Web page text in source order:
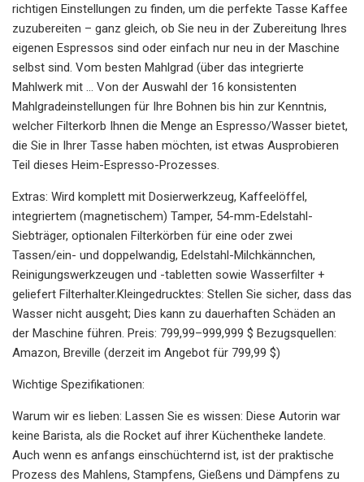
richtigen Einstellungen zu finden, um die perfekte Tasse Kaffee
zuzubereiten – ganz gleich, ob Sie neu in der Zubereitung Ihres
eigenen Espressos sind oder einfach nur neu in der Maschine
selbst sind. Vom besten Mahlgrad (über das integrierte
Mahlwerk mit ... Von der Auswahl der 16 konsistenten
Mahlgradeinstellungen für Ihre Bohnen bis hin zur Kenntnis,
welcher Filterkorb Ihnen die Menge an Espresso/Wasser bietet,
die Sie in Ihrer Tasse haben möchten, ist etwas Ausprobieren
Teil dieses Heim-Espresso-Prozesses.
Extras: Wird komplett mit Dosierwerkzeug, Kaffeelöffel,
integriertem (magnetischem) Tamper, 54-mm-Edelstahl-
Siebträger, optionalen Filterkörben für eine oder zwei
Tassen/ein- und doppelwandig, Edelstahl-Milchkännchen,
Reinigungswerkzeugen und -tabletten sowie Wasserfilter +
geliefert Filterhalter.Kleingedrucktes: Stellen Sie sicher, dass das
Wasser nicht ausgeht; Dies kann zu dauerhaften Schäden an
der Maschine führen. Preis: 799,99–999,999 $ Bezugsquellen:
Amazon, Breville (derzeit im Angebot für 799,99 $)
Wichtige Spezifikationen:
Warum wir es lieben: Lassen Sie es wissen: Diese Autorin war
keine Barista, als die Rocket auf ihrer Küchentheke landete.
Auch wenn es anfangs einschüchternd ist, ist der praktische
Prozess des Mahlens, Stampfens, Gießens und Dämpfens zu